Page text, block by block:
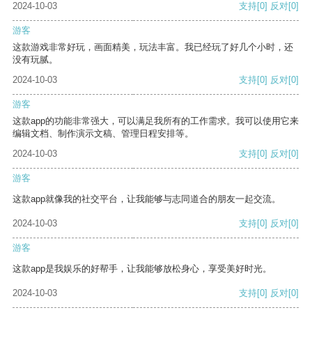
2024-10-03
支持[0] 反对[0]
游客
这款游戏非常好玩，画面精美，玩法丰富。我已经玩了好几个小时，还
没有玩腻。
2024-10-03
支持[0] 反对[0]
游客
这款app的功能非常强大，可以满足我所有的工作需求。我可以使用它来
编辑文档、制作演示文稿、管理日程安排等。
2024-10-03
支持[0] 反对[0]
游客
这款app就像我的社交平台，让我能够与志同道合的朋友一起交流。
2024-10-03 支持[0] 反对[0]
游客
这款app是我娱乐的好帮手，让我能够放松身心，享受美好时光。
2024-10-03 支持[0] 反对[0]